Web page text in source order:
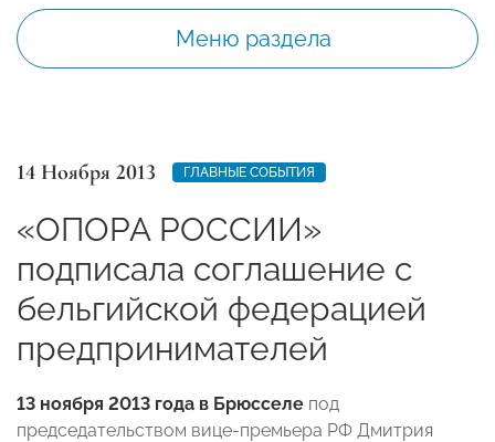
Меню раздела
14 Ноября 2013 ГЛАВНЫЕ СОБЫТИЯ
«ОПОРА РОССИИ»
подписала соглашение с
бельгийской федерацией
предпринимателей
13 ноября 2013 года в Брюсселе под
председательством вице-премьера РФ Дмитрия